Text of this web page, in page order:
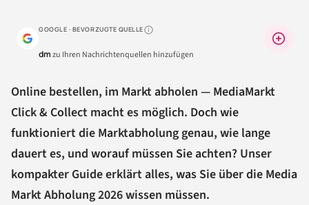
GOOGLE · BEVORZUGTE QUELLEWarum lohnt sich das?
dmzu Ihren Nachrichtenquellen hinzufügen
Online bestellen, im Markt abholen — MediaMarkt
Click & Collect macht es möglich. Doch wie
funktioniert die Marktabholung genau, wie lange
dauert es, und worauf müssen Sie achten? Unser
kompakter Guide erklärt alles, was Sie über die Media
Markt Abholung 2026 wissen müssen.